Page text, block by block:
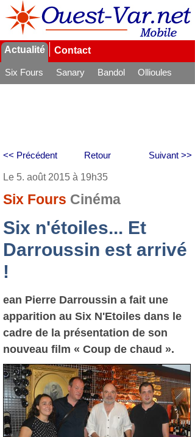
Actualité Contact
Six Fours Sanary Bandol
Ollioules
Retour
<< Précédent Suivant >>
Le 5. août 2015 à 19h35
Six Fours Cinéma
Six n'étoiles... Et
Darroussin est arrivé
!
ean Pierre Darroussin a fait une
apparition au Six N'Etoiles dans le
cadre de la présentation de son
nouveau film « Coup de chaud ».